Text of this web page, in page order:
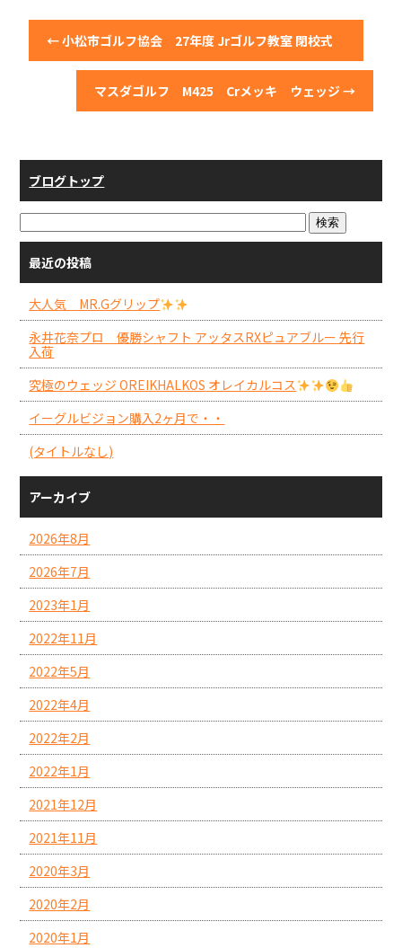
←小松市ゴルフ協会 27年度 Jrゴルフ教室 閉校式
マスダゴルフ M425 Crメッキ ウェッジ→
ブログトップ
最近の投稿
大人気 MR.Gグリップ
永井花奈プロ 優勝シャフト アッタスRXピュアブルー 先行
入荷
究極のウェッジ OREIKHALKOS オレイカルコス
イーグルビジョン購入2ヶ月で・・
(タイトルなし)
アーカイブ
2026年8月
2026年7月
2023年1月
2022年11月
2022年5月
2022年4月
2022年2月
2022年1月
2021年12月
2021年11月
2020年3月
2020年2月
2020年1月